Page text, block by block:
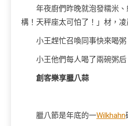
年夜廚們昨晚就泡發糯米
構！天秤座太可怕了！」材，
小王趕忙召喚同事快來喝
小王他們每人喝了兩碗粥
創客樂享臘八蒜
臘八節是年底的一Wilkhahn